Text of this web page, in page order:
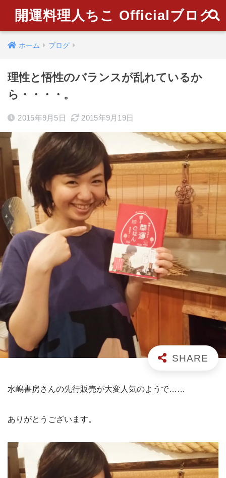
開運料理人ちこ Officialブログ
ホーム ブログ
理性と悟性のバランスが乱れているか
ら・・・・。
2015年9月5日 2015年9月19日
水嶋書房さんの先行販売が大変人気のようで……
ありがとうございます。